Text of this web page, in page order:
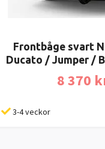
Frontbåge svart
Ducato / Jumper /
8 370
3-4 veckor